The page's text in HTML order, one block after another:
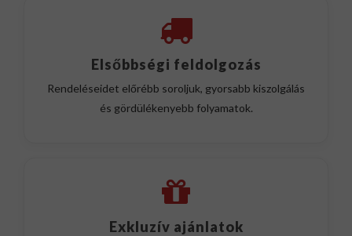
Elsőbbségi feldolgozás
Rendeléseidet előrébb soroljuk, gyorsabb kiszolgálás
és gördülékenyebb folyamatok.
Exkluzív ajánlatok